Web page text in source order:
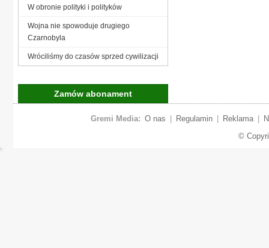
W obronie polityki i polityków
Wojna nie spowoduje drugiego
Czarnobyla
Wróciliśmy do czasów sprzed cywilizacji
Zamów abonament
Gremi Media: O nas Regulamin Reklama
©